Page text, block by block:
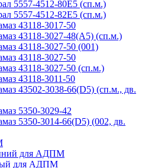
5557-4512-80Е5 (сп.м.)
5557-4512-82Е5 (сп.м.)
43118-3017-50
43118-3027-48(A5) (сп.м.)
43118-3027-50 (001)
43118-3027-50
43118-3027-50 (сп.м.)
43118-3011-50
43502-3038-66(D5) (сп.м., дв.
5350-3029-42
5350-3014-66(D5) (002, дв.
для АДПМ
для АДПМ